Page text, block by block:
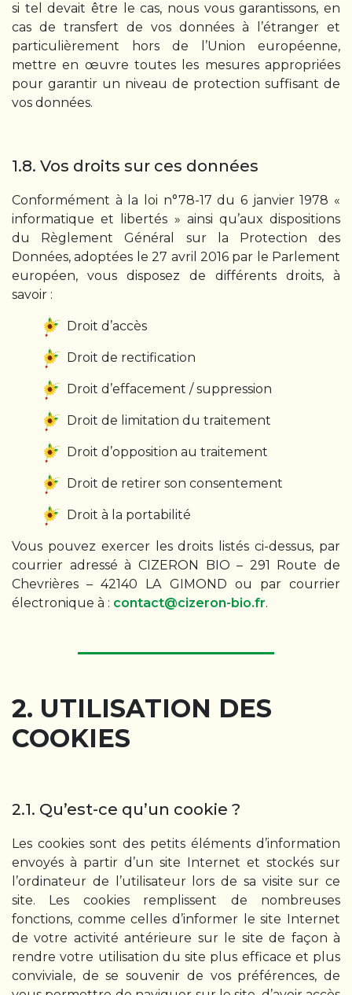
si tel devait être le cas, nous vous garantissons, en
cas de transfert de vos données à l’étranger et
particulièrement hors de l’Union européenne,
mettre en œuvre toutes les mesures appropriées
pour garantir un niveau de protection suffisant de
vos données.
1.8. Vos droits sur ces données
Conformément à la loi n°78-17 du 6 janvier 1978 «
informatique et libertés » ainsi qu’aux dispositions
du Règlement Général sur la Protection des
Données, adoptées le 27 avril 2016 par le Parlement
européen, vous disposez de différents droits, à
savoir :
Droit d’accès
Droit de rectification
Droit d’effacement / suppression
Droit de limitation du traitement
Droit d’opposition au traitement
Droit de retirer son consentement
Droit à la portabilité
Vous pouvez exercer les droits listés ci-dessus, par
courrier adressé à CIZERON BIO – 291 Route de
Chevrières – 42140 LA GIMOND ou par courrier
électronique à : contact@cizeron-bio.fr.
2. UTILISATION DES
COOKIES
2.1. Qu’est-ce qu’un cookie ?
Les cookies sont des petits éléments d’information
envoyés à partir d’un site Internet et stockés sur
l’ordinateur de l’utilisateur lors de sa visite sur ce
site. Les cookies remplissent de nombreuses
fonctions, comme celles d’informer le site Internet
de votre activité antérieure sur le site de façon à
rendre votre utilisation du site plus efficace et plus
conviviale, de se souvenir de vos préférences, de